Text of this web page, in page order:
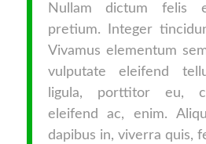
Nullam dictum felis
pretium. Integer
Vivamus elementum
vulputate eleifend
ligula, porttitor eu,
eleifend ac, enim.
dapibus in, viverra quis,